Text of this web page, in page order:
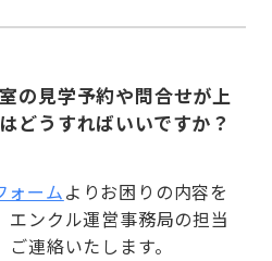
の見学予約や問合せが上
どうすればいいですか？
ォームよりお困りの内容を
エンクル運営事務局の担当
連絡いたします。